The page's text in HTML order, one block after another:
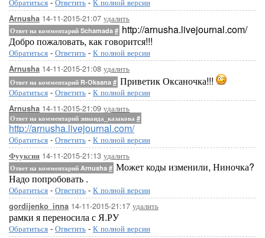
Arnusha 14-11-2015-21:07 удалить
Ответ на комментарий Schamada # http://arnusha.livejournal.com/
Добро пожаловать, как говорится!!!
Обратиться - Ответить - К полной версии
Arnusha 14-11-2015-21:08 удалить
Ответ на комментарий R-Oksana # Приветик Оксаночка!!!
Обратиться - Ответить - К полной версии
Arnusha 14-11-2015-21:09 удалить
Ответ на комментарий зинаида_казакова #
http://arnusha.livejournal.com/
Обратиться - Ответить - К полной версии
Фууксия 14-11-2015-21:13 удалить
Ответ на комментарий Arnusha # Может коды изменили, Ниночка?
Надо попробовать .
Обратиться - Ответить - К полной версии
gordijenko_inna 14-11-2015-21:17 удалить
рамки я переносила с Я.РУ
Обратиться - Ответить - К полной версии